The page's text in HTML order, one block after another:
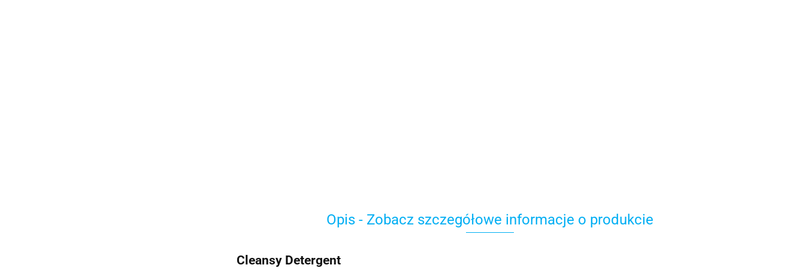
Opis - Zobacz szczegółowe informacje o produkcie
Cleansy Detergent